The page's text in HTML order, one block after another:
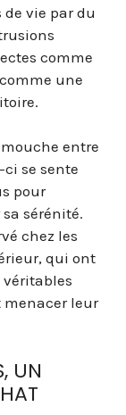
vie par du
comme
une
entre
se sente
pour
sérénité.
chez les
qui ont
véritables
menacer leur
UN